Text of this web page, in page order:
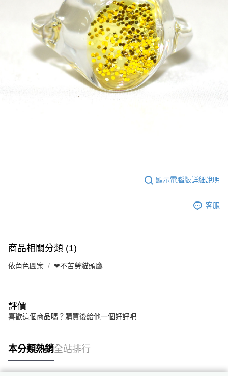
顯示電腦版詳細說明
客服
商品相關分類 (1)
依角色圖案 ❤不苦勞貓頭鷹
評價
喜歡這個商品嗎？購買後給他一個好評吧
本分類熱銷全站排行